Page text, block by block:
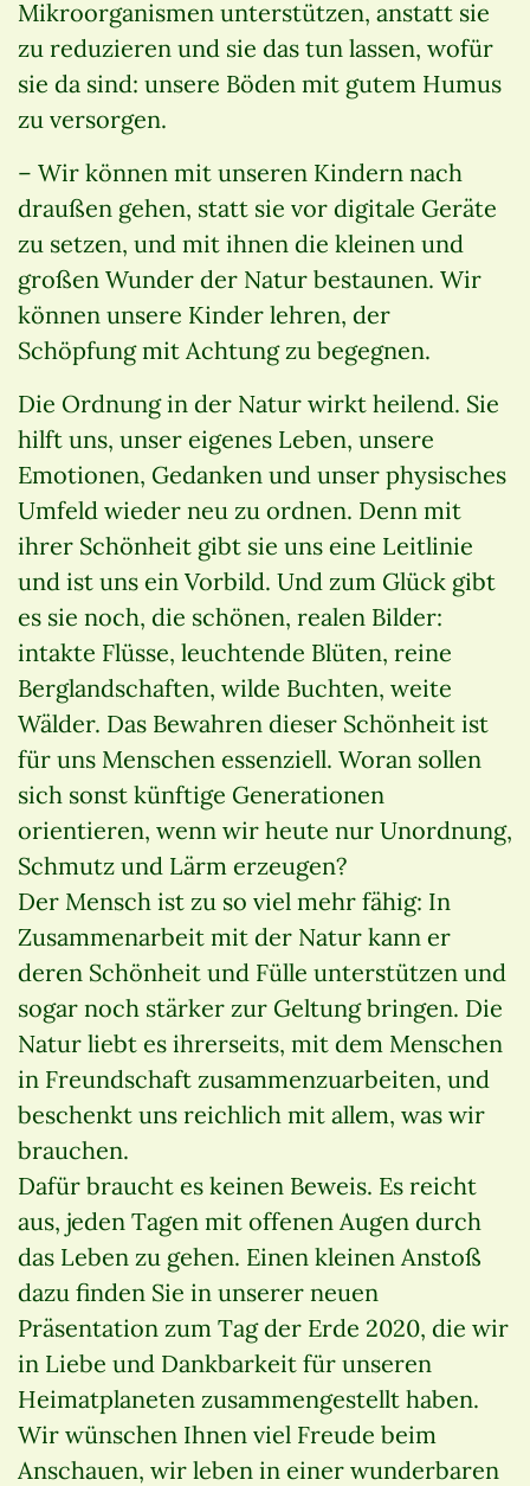
Mikroorganismen unterstützen, anstatt sie
zu reduzieren und sie das tun lassen, wofür
sie da sind: unsere Böden mit gutem Humus
zu versorgen.
– Wir können mit unseren Kindern nach
draußen gehen, statt sie vor digitale Geräte
zu setzen, und mit ihnen die kleinen und
großen Wunder der Natur bestaunen. Wir
können unsere Kinder lehren, der
Schöpfung mit Achtung zu begegnen.
Die Ordnung in der Natur wirkt heilend. Sie
hilft uns, unser eigenes Leben, unsere
Emotionen, Gedanken und unser physisches
Umfeld wieder neu zu ordnen. Denn mit
ihrer Schönheit gibt sie uns eine Leitlinie
und ist uns ein Vorbild. Und zum Glück gibt
es sie noch, die schönen, realen Bilder:
intakte Flüsse, leuchtende Blüten, reine
Berglandschaften, wilde Buchten, weite
Wälder. Das Bewahren dieser Schönheit ist
für uns Menschen essenziell. Woran sollen
sich sonst künftige Generationen
orientieren, wenn wir heute nur Unordnung,
Schmutz und Lärm erzeugen?
Der Mensch ist zu so viel mehr fähig: In
Zusammenarbeit mit der Natur kann er
deren Schönheit und Fülle unterstützen und
sogar noch stärker zur Geltung bringen. Die
Natur liebt es ihrerseits, mit dem Menschen
in Freundschaft zusammenzuarbeiten, und
beschenkt uns reichlich mit allem, was wir
brauchen.
Dafür braucht es keinen Beweis. Es reicht
aus, jeden Tagen mit offenen Augen durch
das Leben zu gehen. Einen kleinen Anstoß
dazu finden Sie in unserer neuen
Präsentation zum Tag der Erde 2020, die wir
in Liebe und Dankbarkeit für unseren
Heimatplaneten zusammengestellt haben.
Wir wünschen Ihnen viel Freude beim
Anschauen, wir leben in einer wunderbaren